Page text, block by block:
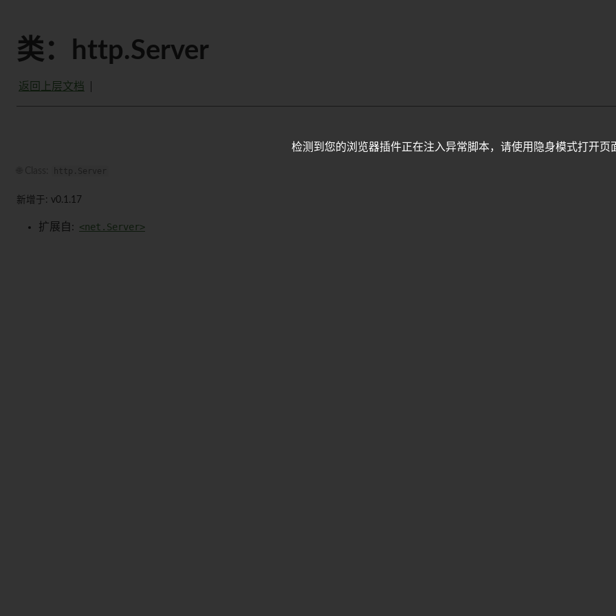
类：http.Server
返回上层文档
新增于: v0.1.17
扩展自: <net.Server>
检测到您的浏览器插件正在注入异常脚本，请使用隐身模式打开页